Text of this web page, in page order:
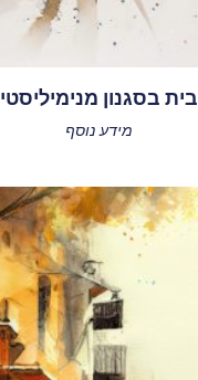
בית בסגנון מנימיליסטי
מידע נוסף